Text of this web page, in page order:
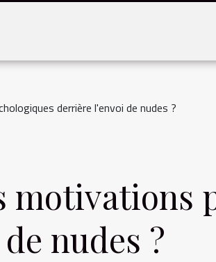
derrière l'envoi de nudes ?
motivations
nudes ?